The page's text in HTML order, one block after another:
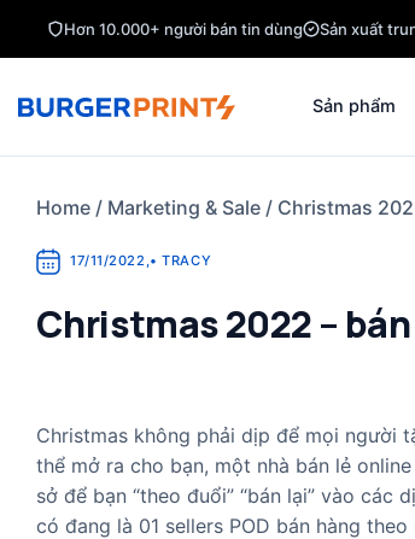
Hơn 10.000+ người bán tin dùng Sản xuất
Sản phẩm
Home / Marketing & Sale / Christmas
17/11/2022,• TRACY
Christmas 2022 –
Christmas không phải dịp để mọi người
thể mở ra cho bạn, một nhà bán lẻ
sở để bạn “theo đuổi” “bán lại” vào các
có đang là 01 sellers POD bán hàng